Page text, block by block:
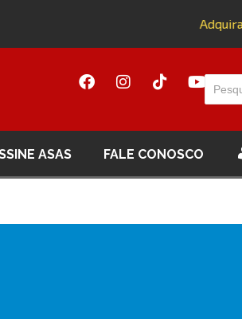
Adquira
ASAS FALE CONOSCO